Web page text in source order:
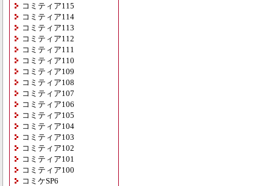
コミティア115
コミティア114
コミティア113
コミティア112
コミティア111
コミティア110
コミティア109
コミティア108
コミティア107
コミティア106
コミティア105
コミティア104
コミティア103
コミティア102
コミティア101
コミティア100
コミケSP6